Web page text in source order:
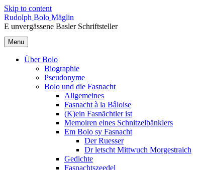
Skip to content
Rudolph Bolo Mäglin
E unvergässene Basler Schriftsteller
Menu
Über Bolo
Biographie
Pseudonyme
Bolo und die Fasnacht
Allgemeines
Fasnacht à la Bâloise
(K)ein Fasnächtler ist
Memoiren eines Schnitzelbänklers
Em Bolo sy Fasnacht
Der Ruesser
Dr letscht Mittwuch Morgestraich
Gedichte
Fasnachtszeedel